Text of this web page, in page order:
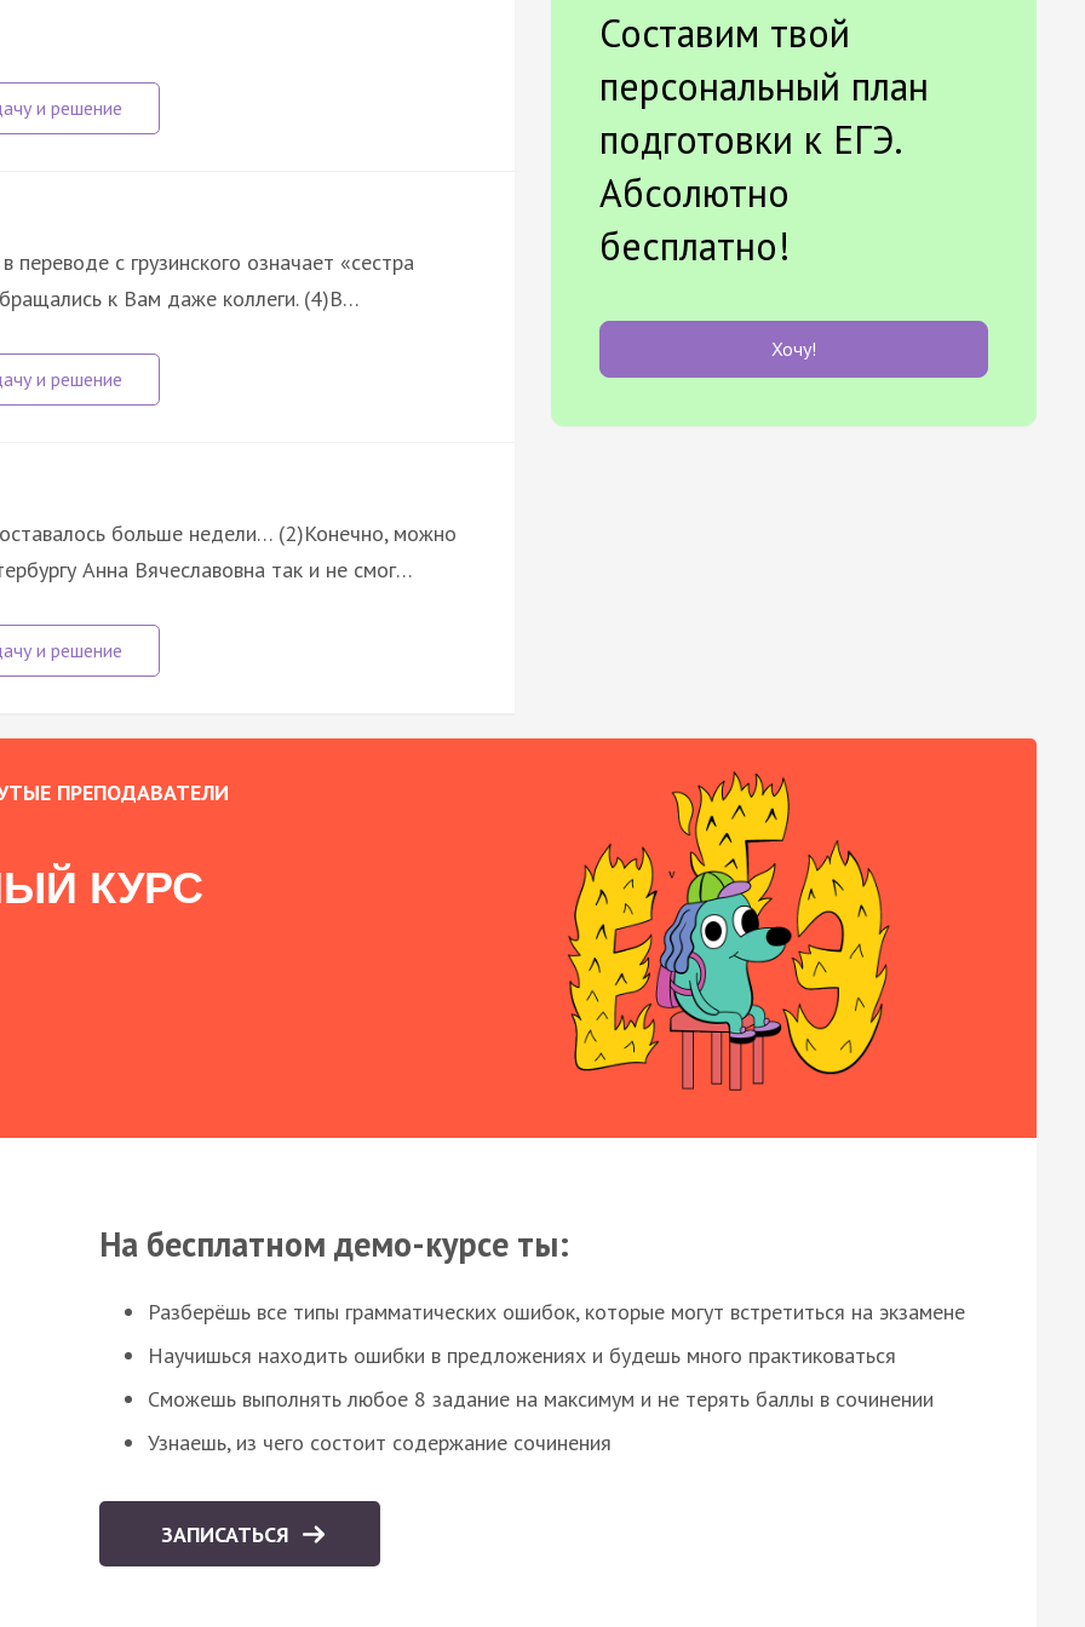
с грузинского означает «сестра
к Вам даже коллеги. (4)В…
больше недели… (2)Конечно, можно
Анна Вячеславовна так и не смог…
Составим твой
персональный план
подготовки к ЕГЭ.
Абсолютно
бесплатно!
Хочу!
ПРЕПОДАВАТЕЛИ
КУРС
На бесплатном демо-курсе ты:
Разберёшь все типы грамматических ошибок, которые могут встретиться на экзамене
Научишься находить ошибки в предложениях и будешь много практиковаться
Сможешь выполнять любое 8 задание на максимум и не терять баллы в сочинении
Узнаешь, из чего состоит содержание сочинения
ЗАПИСАТЬСЯ